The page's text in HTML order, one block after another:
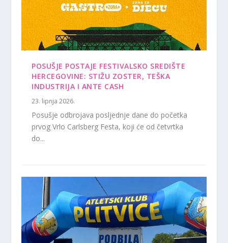
POSUŠJE POSTAJE FESTIVALSKO SREDIŠTE
HERCEGOVINE: STIŽU ZOSTER, TEŠKA
INDUSTRIJA I ANTE CASH
23. lipnja 2026.
Posušje odbrojava posljednje dane do početka
prvog Vrlo Carlsberg Festa, koji će od četvrtka
do...